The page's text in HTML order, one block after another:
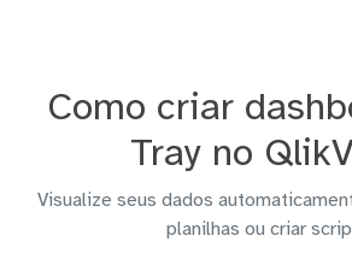
Como criar
Tray no
Visualize seus dados
planilhas ou criar